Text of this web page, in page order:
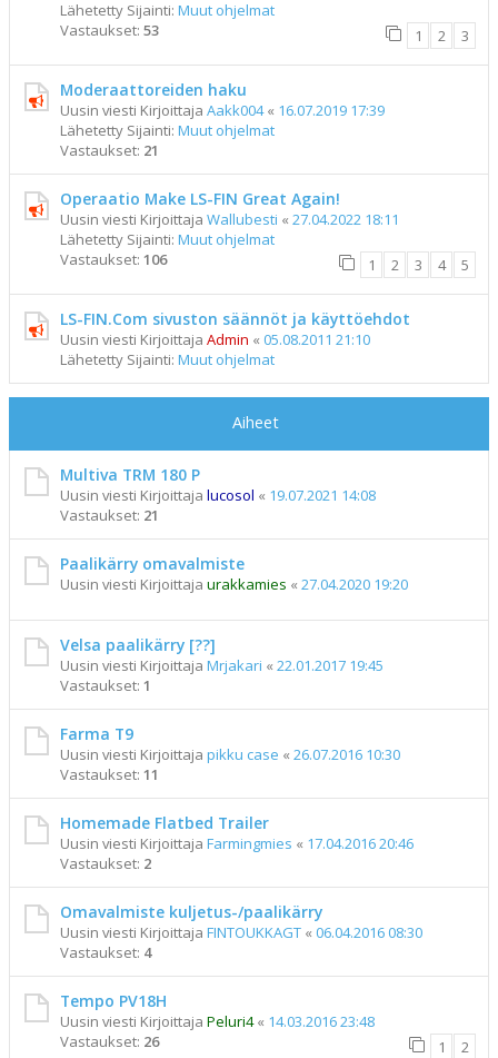
Lähetetty Sijainti: Muut ohjelmat
Vastaukset: 53 1 2 3
Moderaattoreiden haku
Uusin viesti Kirjoittaja Aakk004« 16.07.2019 17:39
Lähetetty Sijainti: Muut ohjelmat
Vastaukset: 21
Operaatio Make LS-FIN Great Again!
Uusin viesti Kirjoittaja Wallubesti « 27.04.2022 18:11
Lähetetty Sijainti: Muut ohjelmat
Vastaukset: 106 1 2 3 4 5
LS-FIN.Com sivuston säännöt ja käyttöehdot
Uusin viesti Kirjoittaja Admin « 05.08.2011 21:10
Lähetetty Sijainti: Muut ohjelmat
Aiheet
Multiva TRM 180 P
Uusin viesti Kirjoittaja lucosol « 19.07.2021 14:08
Vastaukset: 21
Paalikärry omavalmiste
Uusin viesti Kirjoittaja urakkamies « 27.04.2020 19:20
Velsa paalikärry [??]
Uusin viesti Kirjoittaja Mrjakari « 22.01.2017 19:45
Vastaukset: 1
Farma T9
Uusin viesti Kirjoittaja pikku case « 26.07.2016 10:30
Vastaukset: 11
Homemade Flatbed Trailer
Uusin viesti Kirjoittaja Farmingmies « 17.04.2016 20:46
Vastaukset: 2
Omavalmiste kuljetus-/paalikärry
Uusin viesti Kirjoittaja FINTOUKKAGT « 06.04.2016 08:30
Vastaukset: 4
Tempo PV18H
Uusin viesti Kirjoittaja Peluri4« 14.03.2016 23:48
Vastaukset: 26 1 2